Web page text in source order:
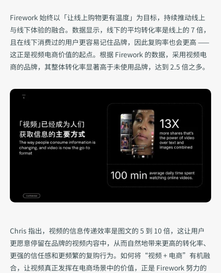
Firework 始终以「让线上购物更有温度」为目标，持续推动线上
与线下体验的融合。数据显示，线下的平均转化率是线上的 7 倍，
且在线下消费过的用户更容易记住品牌，因此复购率也会更高 ——
这正是视频电商价值的起点。根据 Firework 的数据，采用视频电
商的品牌，其整体转化率显著高于未使用品牌，达到 2.5 倍之多。
Chris 指出，视频的信息传递效率是图文的 5 到 10 倍，这让用户
更愿意停留在品牌的视频内容中，从而自然地带来更高的转化率、
更强的信任感和更频繁的复购行为。如何将“视频 + 电商”有机融
合，让视频真正发挥在电商场景中的价值，正是 Firework 努力的